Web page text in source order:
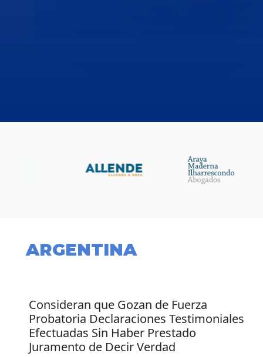
ARGENTINA
Consideran que Gozan de Fuerza
Probatoria Declaraciones Testimoniales
Efectuadas Sin Haber Prestado
Juramento de Decir Verdad